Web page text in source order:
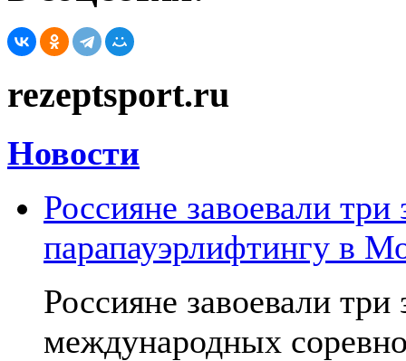
rezeptsport.ru
Новости
Россияне завоевали
парапауэрлифтингу в
Россияне завоевали
международных